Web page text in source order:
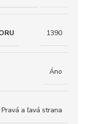
1390
Áno
Pravá a ľavá strana